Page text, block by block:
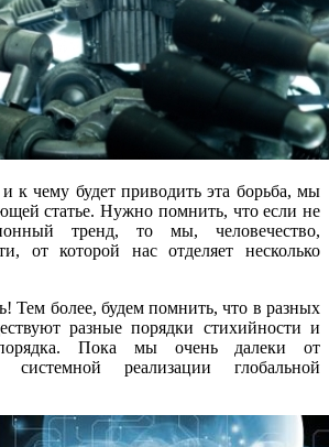
к чему будет приводить эта борьба, мы
статье. Нужно помнить, что если не
тренд, то мы, человечество,
от которой нас отделяет несколько
Тем более, будем помнить, что в разных
разные порядки стихийности и
Пока мы очень далеки от
системной реализации глобальной